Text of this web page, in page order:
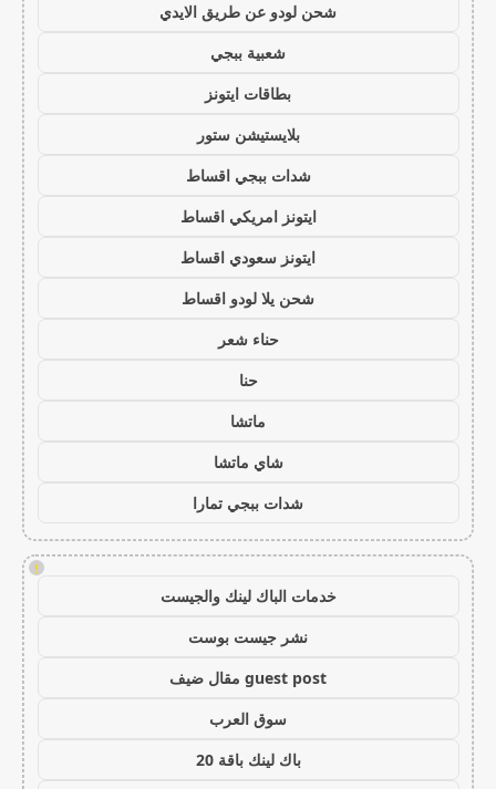
شحن لودو عن طريق الايدي
شعبية ببجي
بطاقات ايتونز
بلايستيشن ستور
شدات ببجي اقساط
ايتونز امريكي اقساط
ايتونز سعودي اقساط
شحن يلا لودو اقساط
حناء شعر
حنا
ماتشا
شاي ماتشا
شدات ببجي تمارا
!
خدمات الباك لينك والجيست
نشر جيست بوست
guest post مقال ضيف
سوق العرب
باك لينك باقة 20